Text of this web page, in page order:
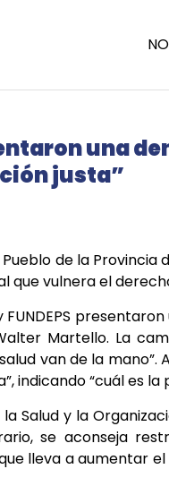
una
justa”
de la Provincia
vulnera el
presentaron
Martello. La
van de la
indicando “cuál es
Salud y la
se aconseja
lleva a aumentar